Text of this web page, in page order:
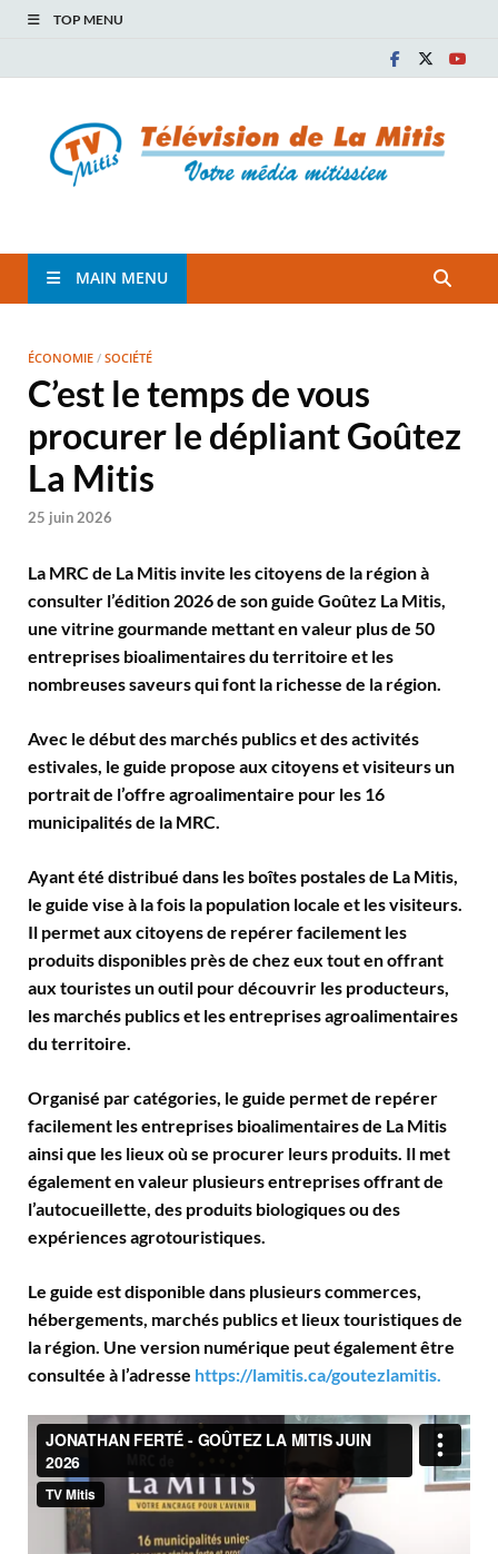
TOP MENU
TVM
MAIN MENU
ÉCONOMIE / SOCIÉTÉ
C’est le temps de vous
procurer le dépliant Goûtez
La Mitis
25 juin 2026
La MRC de La Mitis invite les citoyens de la région à
consulter l’édition 2026 de son guide Goûtez La Mitis,
une vitrine gourmande mettant en valeur plus de 50
entreprises bioalimentaires du territoire et les
nombreuses saveurs qui font la richesse de la région.
Avec le début des marchés publics et des activités
estivales, le guide propose aux citoyens et visiteurs un
portrait de l’offre agroalimentaire pour les 16
municipalités de la MRC.
Ayant été distribué dans les boîtes postales de La Mitis,
le guide vise à la fois la population locale et les visiteurs.
Il permet aux citoyens de repérer facilement les
produits disponibles près de chez eux tout en offrant
aux touristes un outil pour découvrir les producteurs,
les marchés publics et les entreprises agroalimentaires
du territoire.
Organisé par catégories, le guide permet de repérer
facilement les entreprises bioalimentaires de La Mitis
ainsi que les lieux où se procurer leurs produits. Il met
également en valeur plusieurs entreprises offrant de
l’autocueillette, des produits biologiques ou des
expériences agrotouristiques.
Le guide est disponible dans plusieurs commerces,
hébergements, marchés publics et lieux touristiques de
la région. Une version numérique peut également être
consultée à l’adresse https://lamitis.ca/goutezlamitis.